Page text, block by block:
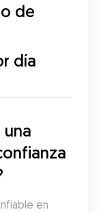
de
día
en